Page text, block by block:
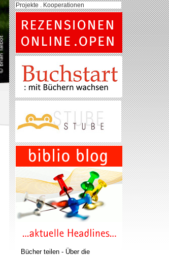
Projekte . Kooperationen
Bücher teilen - Über die